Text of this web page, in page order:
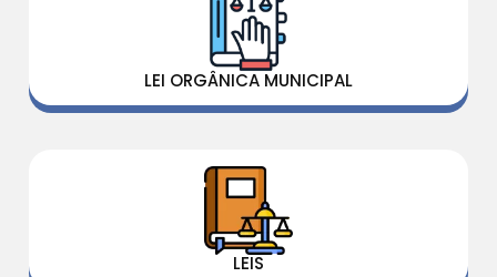
LEI ORGÂNICA MUNICIPAL
LEIS